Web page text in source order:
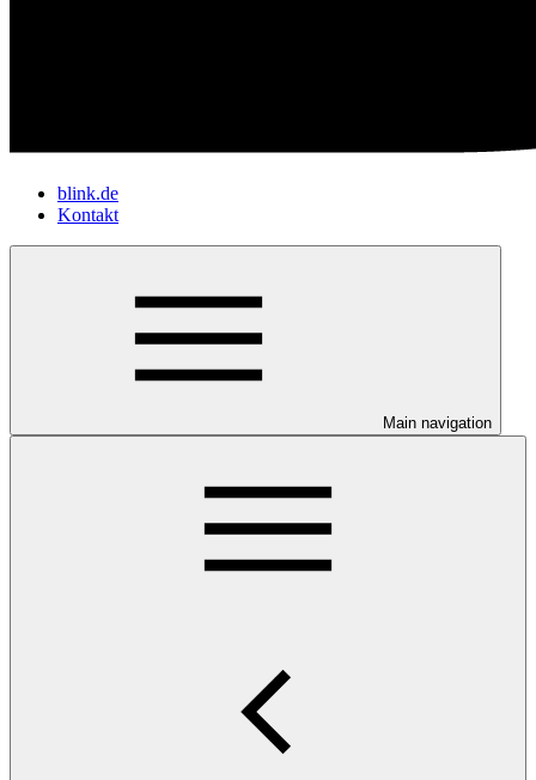
blink.de
Kontakt
Main navigation